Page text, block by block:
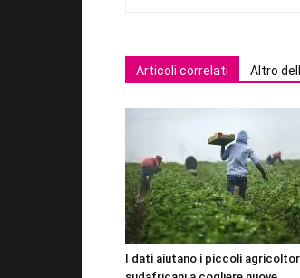
Articoli correlati Altro
I dati aiutano i piccoli